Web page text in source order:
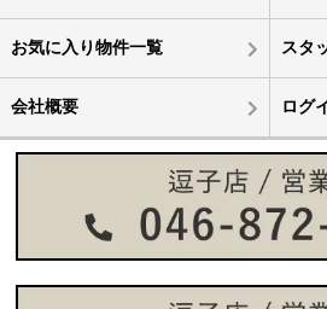
お気に入り物件一覧 スタ
会社概要 ログ